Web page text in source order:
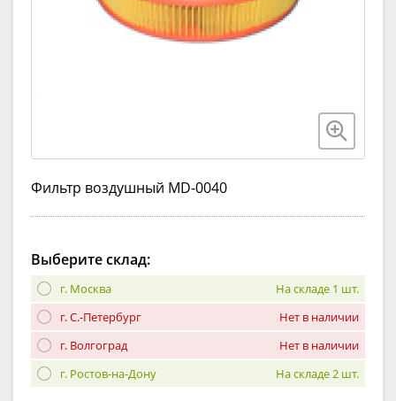
Фильтр воздушный MD-0040
Выберите склад:
г. Москва
На складе 1 шт.
г. С.-Петербург
Нет в наличии
г. Волгоград
Нет в наличии
г. Ростов-на-Дону
На складе 2 шт.